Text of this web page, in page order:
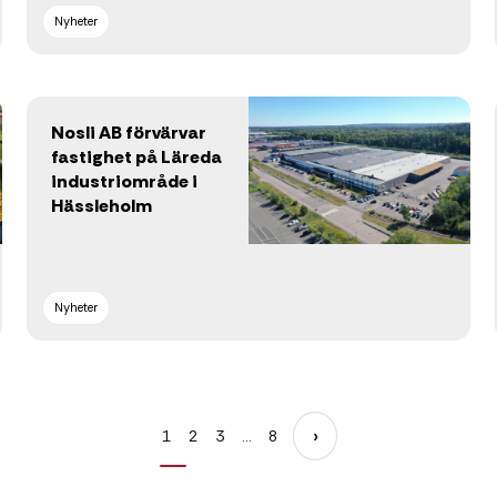
Nyheter
Nosli AB förvärvar
fastighet på Läreda
industriområde i
Hässleholm
Nyheter
1 2 3 … 8 ›